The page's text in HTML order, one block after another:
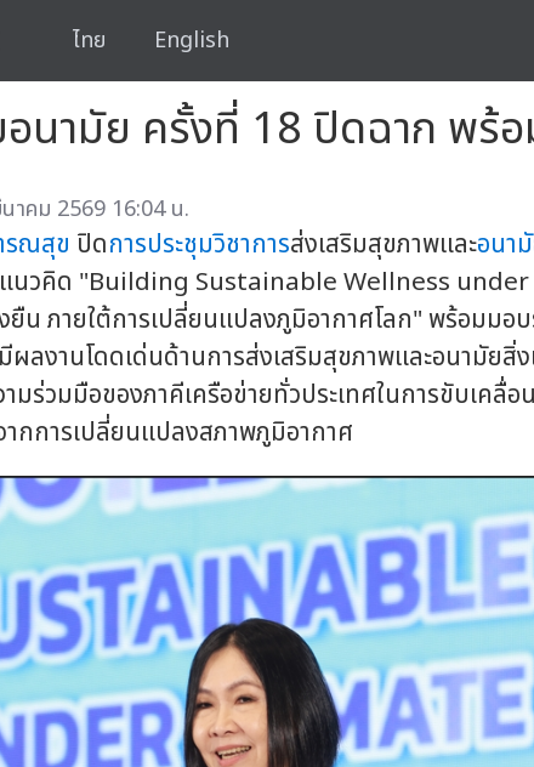
ไทย English
อนามัย ครั้งที่ 18 ปิดฉาก พร้
าคม 2569 16:04 น.
รณสุข ปิดการประชุมวิชาการส่งเสริมสุขภาพและอนา
แนวคิด "Building Sustainable Wellness
ยืน ภายใต้การเปลี่ยนแปลงภูมิอากาศโลก" พร้อมมอบ
ลงานโดดเด่นด้านการส่งเสริมสุขภาพและอนามัยสิ่
มร่วมมือของภาคีเครือข่ายทั่วประเทศในการขับเคลื่
กการเปลี่ยนแปลงสภาพภูมิอากาศ